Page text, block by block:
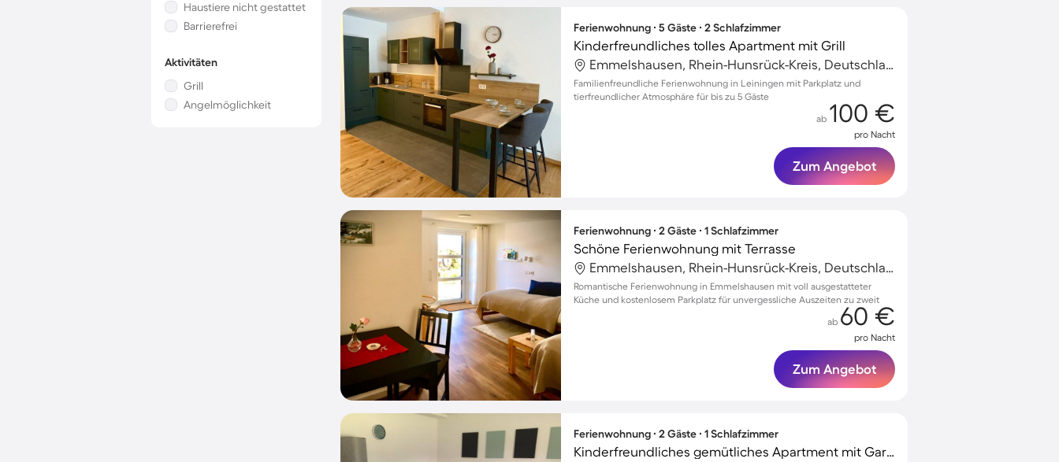
Haustiere nicht gestattet
Barrierefrei
Aktivitäten
Grill
Angelmöglichkeit
Ferienwohnung ∙ 5 Gäste ∙ 2 Schlafzimmer
Kinderfreundliches tolles Apartment mit Grill
Emmelshausen, Rhein-Hunsrück-Kreis, Deutschland
Familienfreundliche Ferienwohnung in Leiningen mit Parkplatz und
tierfreundlicher Atmosphäre für bis zu 5 Gäste
ab 100 €
pro Nacht
Zum Angebot
Ferienwohnung ∙ 2 Gäste ∙ 1 Schlafzimmer
Schöne Ferienwohnung mit Terrasse
Emmelshausen, Rhein-Hunsrück-Kreis, Deutschland
Romantische Ferienwohnung in Emmelshausen mit voll ausgestatteter
Küche und kostenlosem Parkplatz für unvergessliche Auszeiten zu zweit
ab 60 €
pro Nacht
Zum Angebot
Ferienwohnung ∙ 2 Gäste ∙ 1 Schlafzimmer
Kinderfreundliches gemütliches Apartment mit Garten und Terrasse | Gartenblick